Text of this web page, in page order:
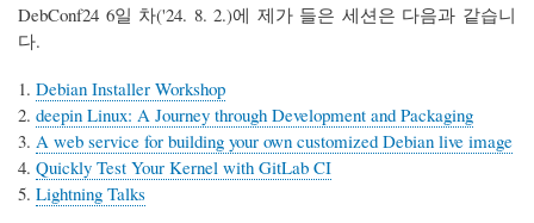
DebConf24 6일 차('24. 8. 2.)에 제가 들은 세션은 다음과 같습니
다.
1. Debian Installer Workshop
2. deepin Linux: A Journey through Development and Packaging
3. A web service for building your own customized Debian live image
4. Quickly Test Your Kernel with GitLab CI
5. Lightning Talks